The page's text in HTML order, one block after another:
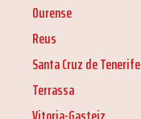
Ourense
Reus
Santa Cruz de Tenerife
Terrassa